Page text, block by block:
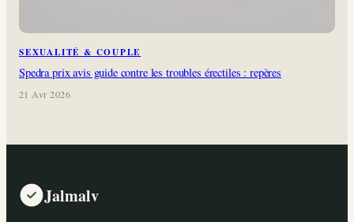
SEXUALITÉ & COUPLE
Spedra prix avis guide contre les troubles érectiles : repères
21 Avr 2026
Jalmalv